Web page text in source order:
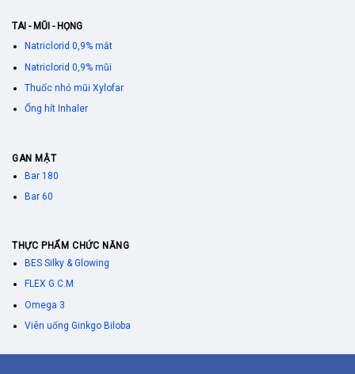
TAI - MŨI - HỌNG
Natriclorid 0,9% mắt
Natriclorid 0,9% mũi
Thuốc nhỏ mũi Xylofar
Ống hít Inhaler
GAN MẬT
Bar 180
Bar 60
THỰC PHẨM CHỨC NĂNG
BES Silky & Glowing
FLEX G.C.M
Omega 3
Viên uống Ginkgo Biloba